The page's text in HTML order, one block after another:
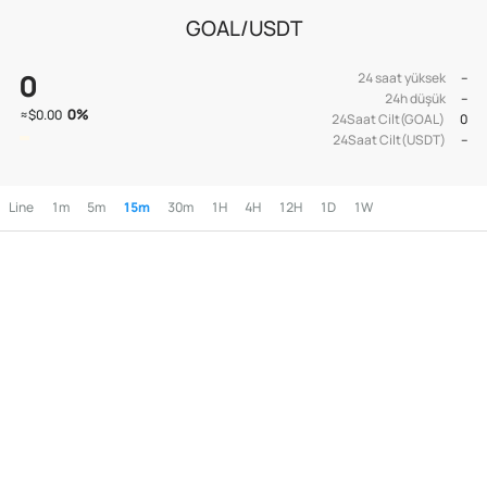
GOAL/USDT
0
≈$0.00 0%
24 saat yüksek
--
24h düşük
--
24Saat Cilt(GOAL)
0
24Saat Cilt(USDT)
--
Line 1m 5m 15m 30m 1H 4H 12H 1D 1W